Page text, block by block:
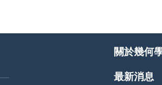
關於幾何
最新消息